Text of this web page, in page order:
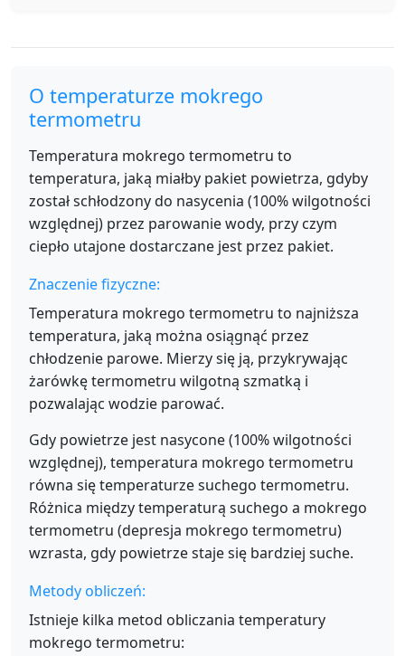
O temperaturze mokrego
termometru
Temperatura mokrego termometru to
temperatura, jaką miałby pakiet powietrza, gdyby
został schłodzony do nasycenia (100% wilgotności
względnej) przez parowanie wody, przy czym
ciepło utajone dostarczane jest przez pakiet.
Znaczenie fizyczne:
Temperatura mokrego termometru to najniższa
temperatura, jaką można osiągnąć przez
chłodzenie parowe. Mierzy się ją, przykrywając
żarówkę termometru wilgotną szmatką i
pozwalając wodzie parować.
Gdy powietrze jest nasycone (100% wilgotności
względnej), temperatura mokrego termometru
równa się temperaturze suchego termometru.
Różnica między temperaturą suchego a mokrego
termometru (depresja mokrego termometru)
wzrasta, gdy powietrze staje się bardziej suche.
Metody obliczeń:
Istnieje kilka metod obliczania temperatury
mokrego termometru: